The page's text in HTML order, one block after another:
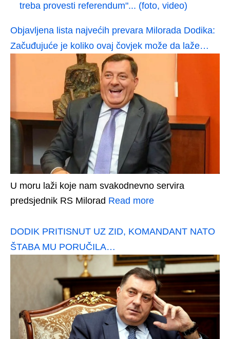
treba provesti referendum"... (foto, video)
Objavljena lista najvećih prevara Milorada Dodika:
Začuđujuće je koliko ovaj čovjek može da laže…
U moru laži koje nam svakodnevno servira
predsjednik RS Milorad Read more
DODIK PRITISNUT UZ ZID, KOMANDANT NATO
ŠTABA MU PORUČILA…